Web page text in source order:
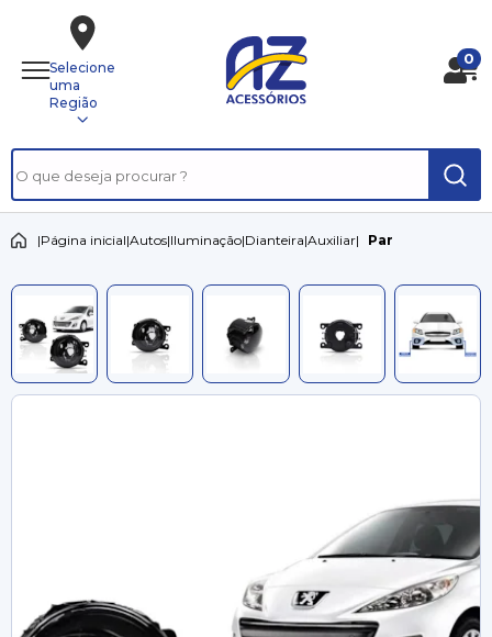
Selecione
uma
Região
0
|Página inicial|Autos|Iluminação|Dianteira|Auxiliar| Par